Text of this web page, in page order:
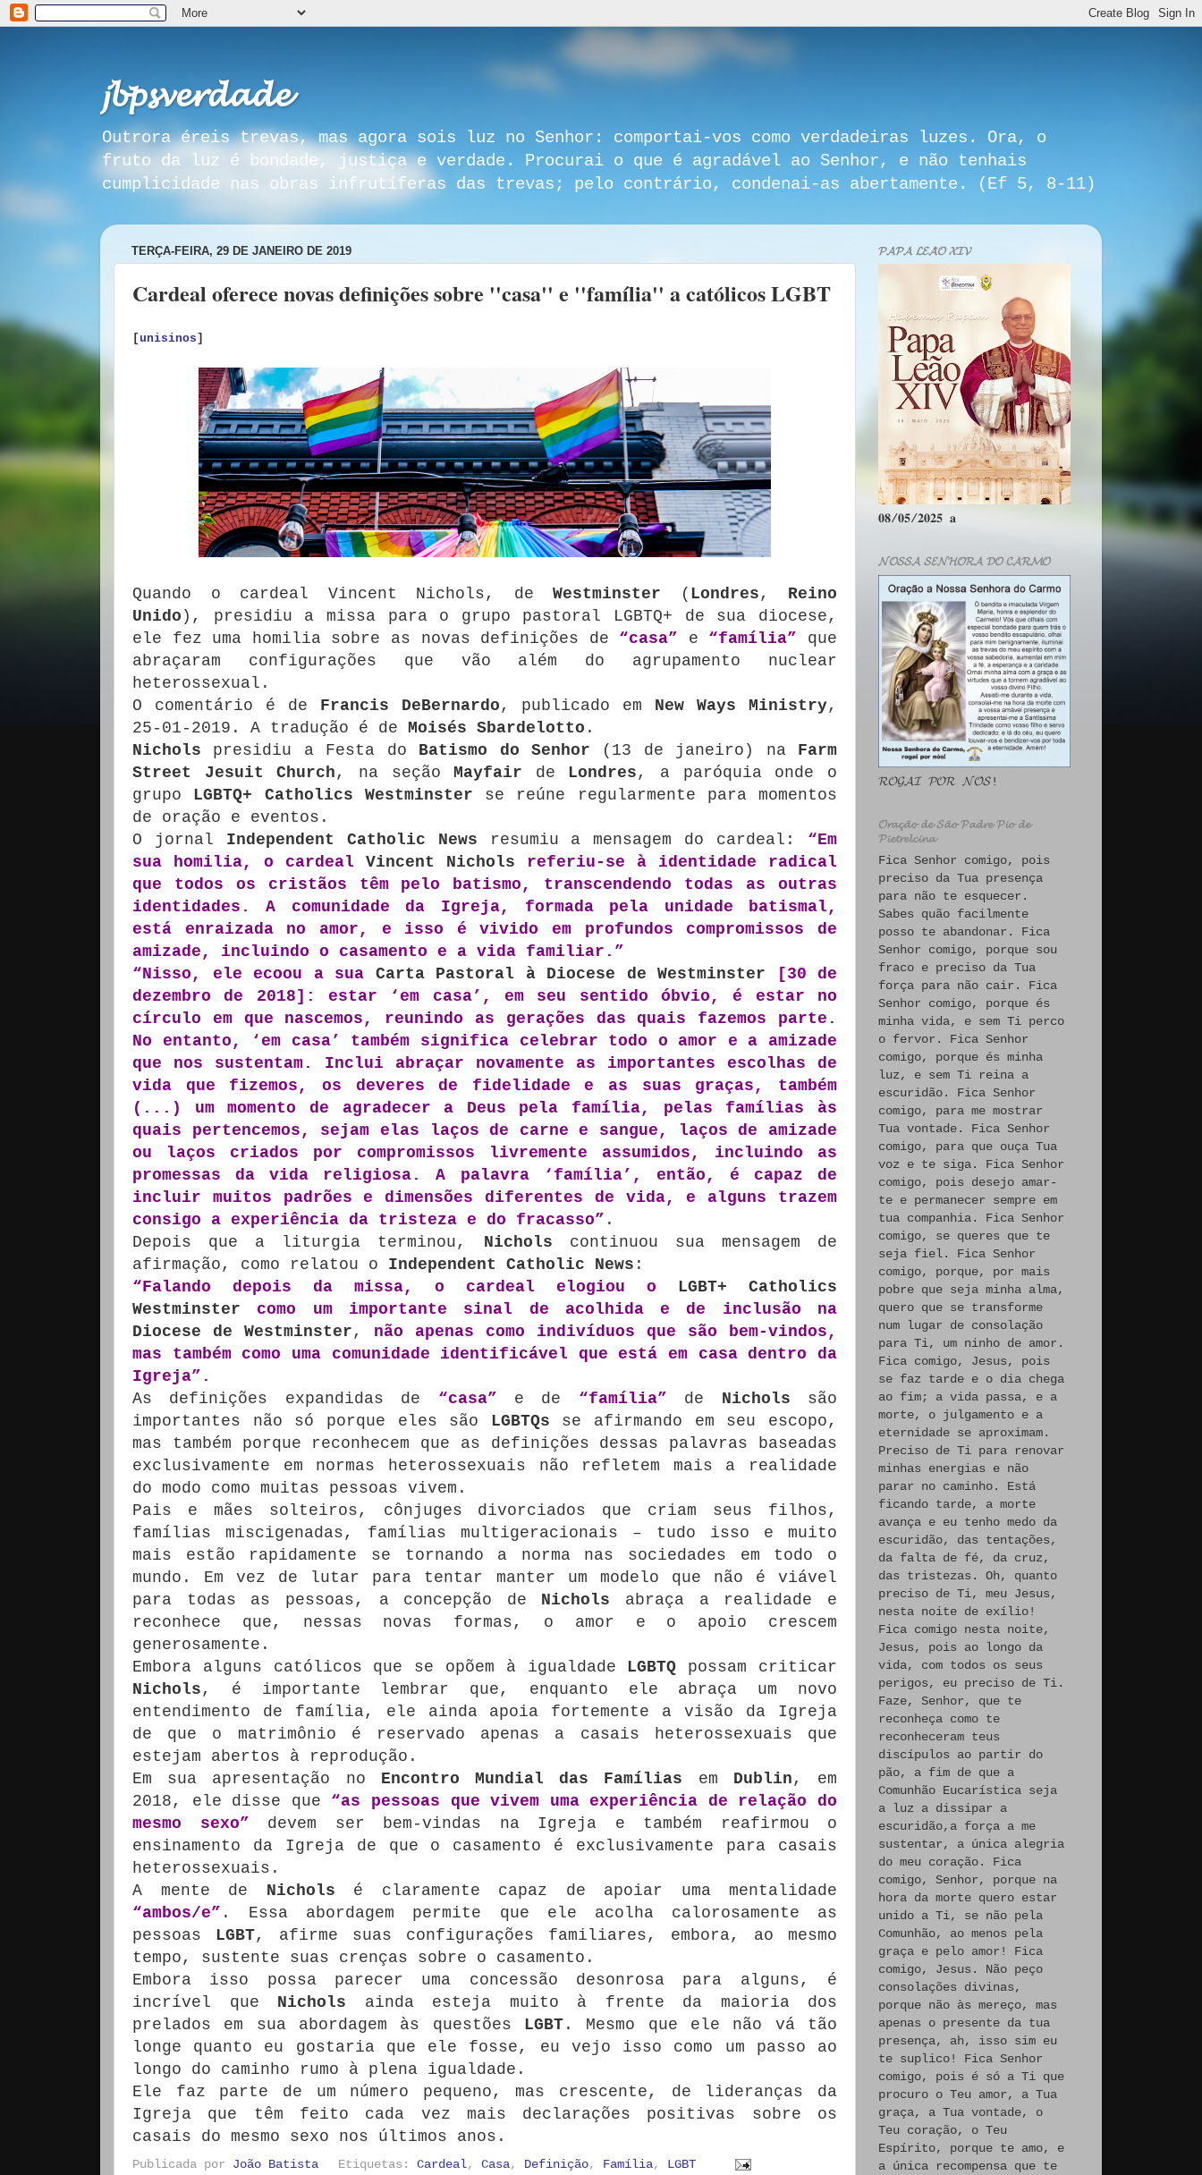
𝓳𝓫𝓹𝓼𝓿𝓮𝓻𝓭𝓪𝓭𝓮
Outrora éreis trevas, mas agora sois luz no Senhor: comportai-vos como verdadeiras luzes. Ora, o
fruto da luz é bondade, justiça e verdade. Procurai o que é agradável ao Senhor, e não tenhais
cumplicidade nas obras infrutíferas das trevas; pelo contrário, condenai-as abertamente. (Ef 5, 8-11)
TERÇA-FEIRA, 29 DE JANEIRO DE 2019
Cardeal oferece novas definições sobre ''casa'' e ''família'' a católicos LGBT
[unisinos ]
Quando o cardeal Vincent Nichols, de Westminster ( Londres , Reino
Unido ), presidiu a missa para o grupo pastoral LGBTQ+ de sua diocese,
ele fez uma homilia sobre as novas definições de “casa” e “família” que
abraçaram configurações que vão além do agrupamento nuclear
heterossexual.
O comentário é de Francis DeBernardo , publicado em New Ways Ministry,
25-01-2019. A tradução é de Moisés Sbardelotto .
Nichols presidiu a Festa do Batismo do Senhor (13 de janeiro) na Farm
Street Jesuit Church , na seçãoMayfair de Londres , a paróquia onde o
grupo LGBTQ+ Catholics Westminster se reúne regularmente para momentos
de oração e eventos.
O jornal Independent Catholic News resumiu a mensagem do cardeal: “Em
sua homilia, o cardeal
Vincent Nichols
referiu-se à identidade radical
que todos os cristãos têm pelo batismo, transcendendo todas as outras
identidades. A comunidade da Igreja, formada pela unidade batismal,
está enraizada no amor, e isso é vivido em profundos compromissos de
amizade, incluindo o casamento e a vida familiar.”
“Nisso, ele ecoou a sua
Carta Pastoral à Diocese de Westminster
[30 de
dezembro de 2018]: estar ‘em casa’, em seu sentido óbvio, é estar no
círculo em que nascemos, reunindo as gerações das quais fazemos parte.
No entanto, ‘em casa’ também significa celebrar todo o amor e a amizade
que nos sustentam. Inclui abraçar novamente as importantes escolhas de
vida que fizemos, os deveres de fidelidade e as suas graças, também
(...) um momento de agradecer a Deus pela família, pelas famílias às
quais pertencemos, sejam elas laços de carne e sangue, laços de amizade
ou laços criados por compromissos livremente assumidos, incluindo as
promessas da vida religiosa. A palavra ‘família’, então, é capaz de
incluir muitos padrões e dimensões diferentes de vida, e alguns trazem
consigo a experiência da tristeza e do fracasso” .
Depois que a liturgia terminou, Nichols continuou sua mensagem de
afirmação, como relatou o Independent Catholic News :
“Falando depois da missa, o cardeal elogiou o
LGBT+ Catholics
Westminster
como um importante sinal de acolhida e de inclusão na
Diocese de Westminster , não apenas como indivíduos que são bem-vindos,
mas também como uma comunidade identificável que está em casa dentro da
Igreja”.
As definições expandidas de “casa” e de “família” de Nichols são
importantes não só porque eles são LGBTQs se afirmando em seu escopo,
mas também porque reconhecem que as definições dessas palavras baseadas
exclusivamente em normas heterossexuais não refletem mais a realidade
do modo como muitas pessoas vivem.
Pais e mães solteiros, cônjuges divorciados que criam seus filhos,
famílias miscigenadas, famílias multigeracionais – tudo isso e muito
mais estão rapidamente se tornando a norma nas sociedades em todo o
mundo. Em vez de lutar para tentar manter um modelo que não é viável
para todas as pessoas, a concepção de Nichols abraça a realidade e
reconhece que, nessas novas formas, o amor e o apoio crescem
generosamente.
Embora alguns católicos que se opõem à igualdade LGBTQ possam criticar
Nichols , é importante lembrar que, enquanto ele abraça um novo
entendimento de família, ele ainda apoia fortemente a visão da Igreja
de que o matrimônio é reservado apenas a casais heterossexuais que
estejam abertos à reprodução.
Em sua apresentação no Encontro Mundial das Famílias em Dublin , em
2018, ele disse que “as pessoas que vivem uma experiência de relação do
mesmo sexo” devem ser bem-vindas na Igreja e também reafirmou o
ensinamento da Igreja de que o casamento é exclusivamente para casais
heterossexuais.
A mente de Nichols é claramente capaz de apoiar uma mentalidade
“ambos/e” . Essa abordagem permite que ele acolha calorosamente as
pessoas LGBT, afirme suas configurações familiares, embora, ao mesmo
tempo, sustente suas crenças sobre o casamento.
Embora isso possa parecer uma concessão desonrosa para alguns, é
incrível que Nichols ainda esteja muito à frente da maioria dos
prelados em sua abordagem às questões LGBT . Mesmo que ele não vá tão
longe quanto eu gostaria que ele fosse, eu vejo isso como um passo ao
longo do caminho rumo à plena igualdade.
Ele faz parte de um número pequeno, mas crescente, de lideranças da
Igreja que têm feito cada vez mais declarações positivas sobre os
casais do mesmo sexo nos últimos anos.
Publicada por João Batista Etiquetas:Cardeal,Casa, Definição, Família, LGBT
𝓟𝓐𝓟𝓐 𝓛𝓔𝓐̃𝓞 𝓧𝓘𝓥
𝟎𝟖/𝟎𝟓/𝟐𝟎𝟐𝟓 𝐚
𝓝𝓞𝓢𝓢𝓐 𝓢𝓔𝓝𝓗𝓞𝓡𝓐 𝓓𝓞 𝓒𝓐𝓡𝓜𝓞
𝓡𝓞𝓖𝓐𝓘 𝓟𝓞𝓡 𝓝𝓞́𝓢!
𝓞𝓻𝓪𝓬̧𝓪̃𝓸 𝓭𝓮 𝓢𝓪̃𝓸 𝓟𝓪𝓭𝓻𝓮 𝓟𝓲𝓸 𝓭𝓮
𝓟𝓲𝓮𝓽𝓻𝓮𝓵𝓬𝓲𝓷𝓪
Fica Senhor comigo, pois
preciso da Tua presença
para não te esquecer.
Sabes quão facilmente
posso te abandonar. Fica
Senhor comigo, porque sou
fraco e preciso da Tua
força para não cair. Fica
Senhor comigo, porque és
minha vida, e sem Ti perco
o fervor. Fica Senhor
comigo, porque és minha
luz, e sem Ti reina a
escuridão. Fica Senhor
comigo, para me mostrar
Tua vontade. Fica Senhor
comigo, para que ouça Tua
voz e te siga. Fica Senhor
comigo, pois desejo amar-
te e permanecer sempre em
tua companhia. Fica Senhor
comigo, se queres que te
seja fiel. Fica Senhor
comigo, porque, por mais
pobre que seja minha alma,
quero que se transforme
num lugar de consolação
para Ti, um ninho de amor.
Fica comigo, Jesus, pois
se faz tarde e o dia chega
ao fim; a vida passa, e a
morte, o julgamento e a
eternidade se aproximam.
Preciso de Ti para renovar
minhas energias e não
parar no caminho. Está
ficando tarde, a morte
avança e eu tenho medo da
escuridão, das tentações,
da falta de fé, da cruz,
das tristezas. Oh, quanto
preciso de Ti, meu Jesus,
nesta noite de exílio!
Fica comigo nesta noite,
Jesus, pois ao longo da
vida, com todos os seus
perigos, eu preciso de Ti.
Faze, Senhor, que te
reconheça como te
reconheceram teus
discípulos ao partir do
pão, a fim de que a
Comunhão Eucarística seja
a luz a dissipar a
escuridão,a força a me
sustentar, a única alegria
do meu coração. Fica
comigo, Senhor, porque na
hora da morte quero estar
unido a Ti, se não pela
Comunhão, ao menos pela
graça e pelo amor! Fica
comigo, Jesus. Não peço
consolações divinas,
porque não às mereço, mas
apenas o presente da tua
presença, ah, isso sim eu
te suplico! Fica Senhor
comigo, pois é só a Ti que
procuro o Teu amor, a Tua
graça, a Tua vontade, o
Teu coração, o Teu
Espírito, porque te amo, e
a única recompensa que te